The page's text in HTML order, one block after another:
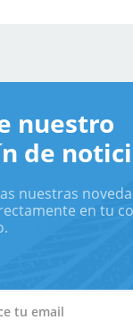
nuestro
de
nuestras
en tu